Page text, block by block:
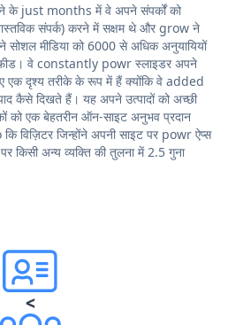
के just months में वे अपने संपर्कों को
संपर्क) करने में सक्षम थे और grow ने
मीडिया को 6000 से अधिक अनुयायियों
फ़ीड। वे constantly powr स्लाइडर अपने
एक दृश्य तरीके के रूप में हैं क्योंकि वे added
कैसे दिखते हैं। यह अपने उत्पादों को अच्छी
को एक बेहतरीन ऑन-साइट अनुभव प्रदान
विज़िटर जिन्होंने अपनी साइट पर powr ऐप्स
किसी अन्य व्यक्ति की तुलना में 2.5 गुना
<